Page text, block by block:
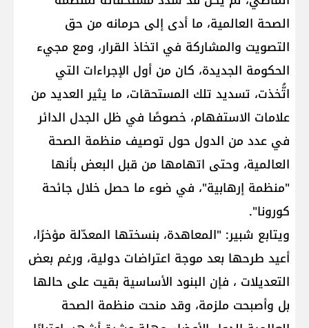
الصحة العالمية، ما أدى إلى حرمانه من حق
التصويت والمشاركة في اتخاذ القرار، ومع مجيء
الحكومة الجديدة، كان من أول الإجراءات التي
اتُّخذت، تسديد تلك المستحقات، ما يثير العديد من
علامات الاستفهام، خصوصًا في ظل الجدل الدائر
في عدد من الدول حول توصيف منظمة الصحة
العالمية، وحتى اتهامها من قبل البعض بأنها
"منظمة إرهابية"، في ضوء ما حصل خلال جائحة
كورونا".
ويتابع شبير: "المعاهدة، بنسختها المعدّلة مؤخرًا،
أعيد طرحها بعد موجة اعتراضات دولية، ورغم بعض
التعديلات ، فإن البنود الأساسية بقيت على حالها
بل وأصبحت ملزمة، وقد منحت منظمة الصحة